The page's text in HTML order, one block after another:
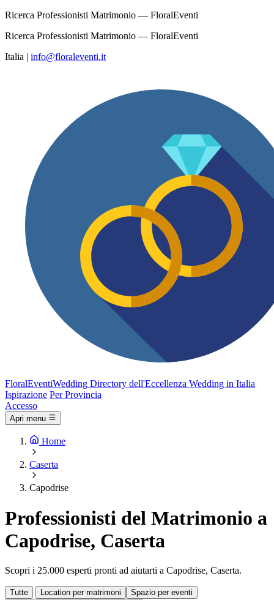
Ricerca Professionisti Matrimonio — FloralEventi
Ricerca Professionisti Matrimonio — FloralEventi
Italia | info@floraleventi.it
FloralEventiWedding Directory dell'Eccellenza Wedding in Italia
Ispirazione Per Provincia
Accesso
Apri menu
Home
Caserta
Capodrise
Professionisti del Matrimonio a
Capodrise, Caserta
Scopri i 25.000 esperti pronti ad aiutarti a Capodrise, Caserta.
Tutte Location per matrimoni
Spazio per eventi